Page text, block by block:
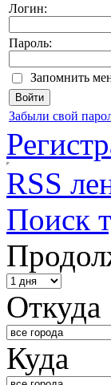
Логин:
Пароль:
Запомнить
Забыли свой
RSS
Поиск
Откуда
Куда